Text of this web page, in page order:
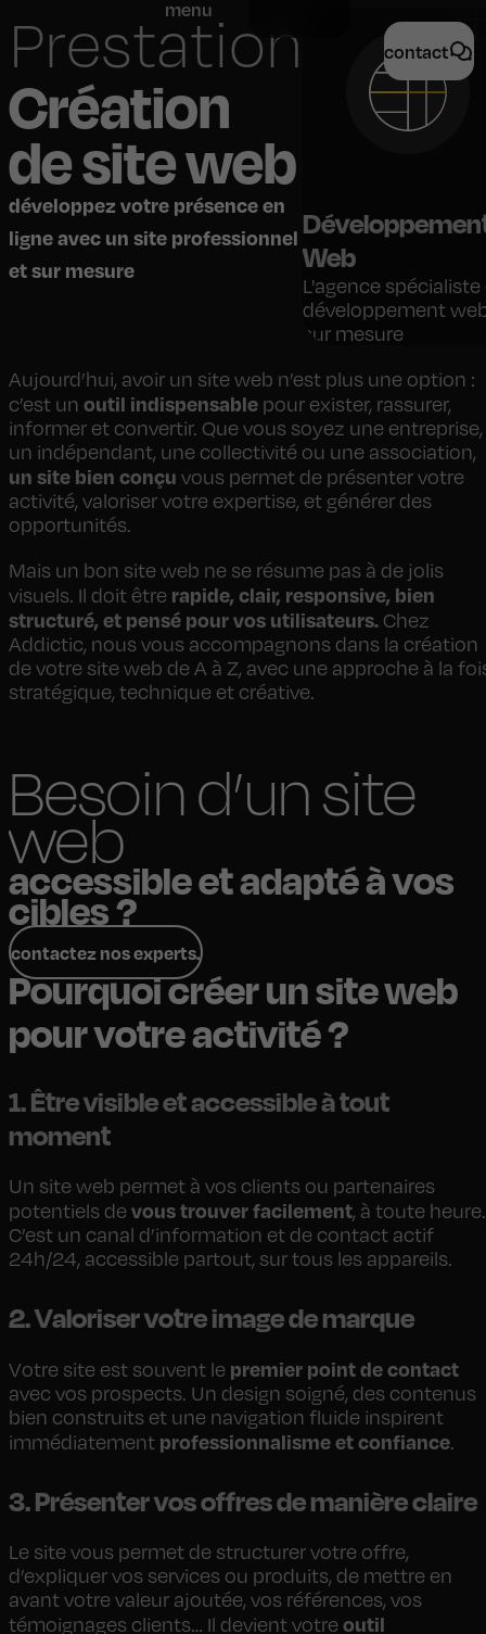
menu
contact
Prestation
Création
de site web
développez votre présence en
ligne avec un site professionnel
et sur mesure
Web
L'agence spécialiste
développement
sur mesure
Aujourd’hui, avoir un site web n’est plus une option :
c’est un outil indispensable pour exister, rassurer,
informer et convertir. Que vous soyez une entreprise,
un indépendant, une collectivité ou une association,
un site bien conçu vous permet de présenter votre
activité, valoriser votre expertise, et générer des
opportunités.
Mais un bon site web ne se résume pas à de jolis
visuels. Il doit être rapide, clair, responsive, bien
structuré, et pensé pour vos utilisateurs. Chez
Addictic, nous vous accompagnons dans la création
de votre site web de A à Z, avec une approche à la
stratégique, technique et créative.
Besoin d’un site
web
accessible et adapté à vos
cibles ?
contactez nos experts.
Pourquoi créer un site web
pour votre activité ?
1. Être visible et accessible à tout
moment
Un site web permet à vos clients ou partenaires
potentiels devous trouver facilement, à toute heure.
C’est un canal d’information et de contact actif
24h/24, accessible partout, sur tous les appareils.
2. Valoriser votre image de marque
Votre site est souvent le premier point de contact
avec vos prospects. Un design soigné, des contenus
bien construits et une navigation fluide inspirent
immédiatement professionnalisme et confiance.
3. Présenter vos offres de manière claire
Le site vous permet de structurer votre offre,
d’expliquer vos services ou produits, de mettre en
avant votre valeur ajoutée, vos références, vos
témoignages clients… Il devient votreoutil